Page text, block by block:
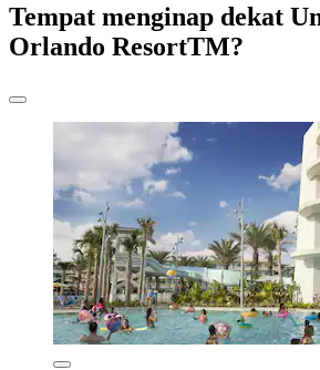
Tempat menginap dekat
Orlando ResortTM?